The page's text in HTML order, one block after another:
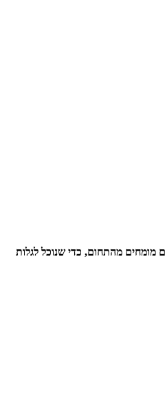
מומחים מהתחום, כדי שנוכל לגלות